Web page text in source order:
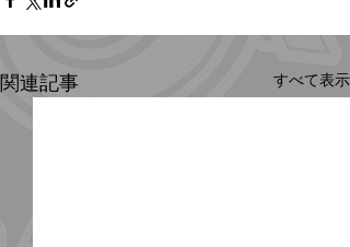
関連記事 すべて表示